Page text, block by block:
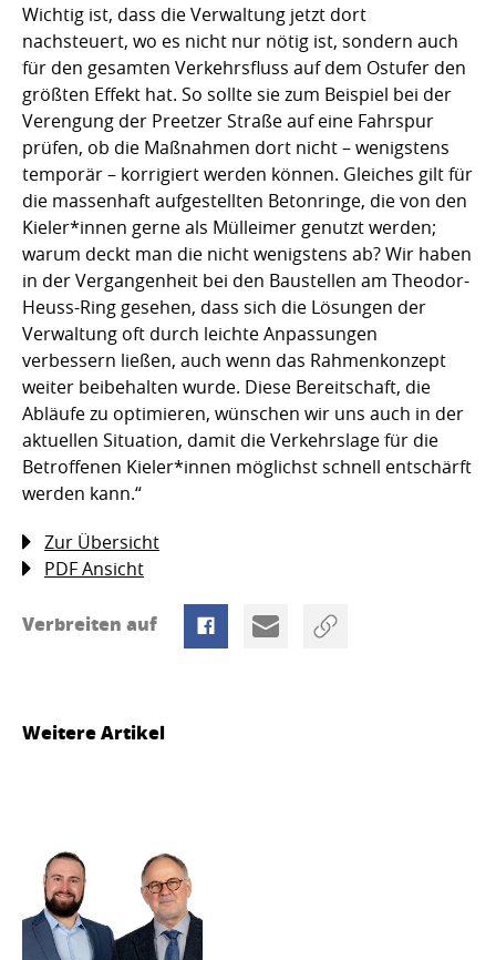
Wichtig ist, dass die Verwaltung jetzt dort
nachsteuert, wo es nicht nur nötig ist, sondern auch
für den gesamten Verkehrsfluss auf dem Ostufer den
größten Effekt hat. So sollte sie zum Beispiel bei der
Verengung der Preetzer Straße auf eine Fahrspur
prüfen, ob die Maßnahmen dort nicht – wenigstens
temporär – korrigiert werden können. Gleiches gilt für
die massenhaft aufgestellten Betonringe, die von den
Kieler*innen gerne als Mülleimer genutzt werden;
warum deckt man die nicht wenigstens ab? Wir haben
in der Vergangenheit bei den Baustellen am Theodor-
Heuss-Ring gesehen, dass sich die Lösungen der
Verwaltung oft durch leichte Anpassungen
verbessern ließen, auch wenn das Rahmenkonzept
weiter beibehalten wurde. Diese Bereitschaft, die
Abläufe zu optimieren, wünschen wir uns auch in der
aktuellen Situation, damit die Verkehrslage für die
Betroffenen Kieler*innen möglichst schnell entschärft
werden kann.“
Zur Übersicht
PDF Ansicht
Verbreiten auf
Weitere Artikel